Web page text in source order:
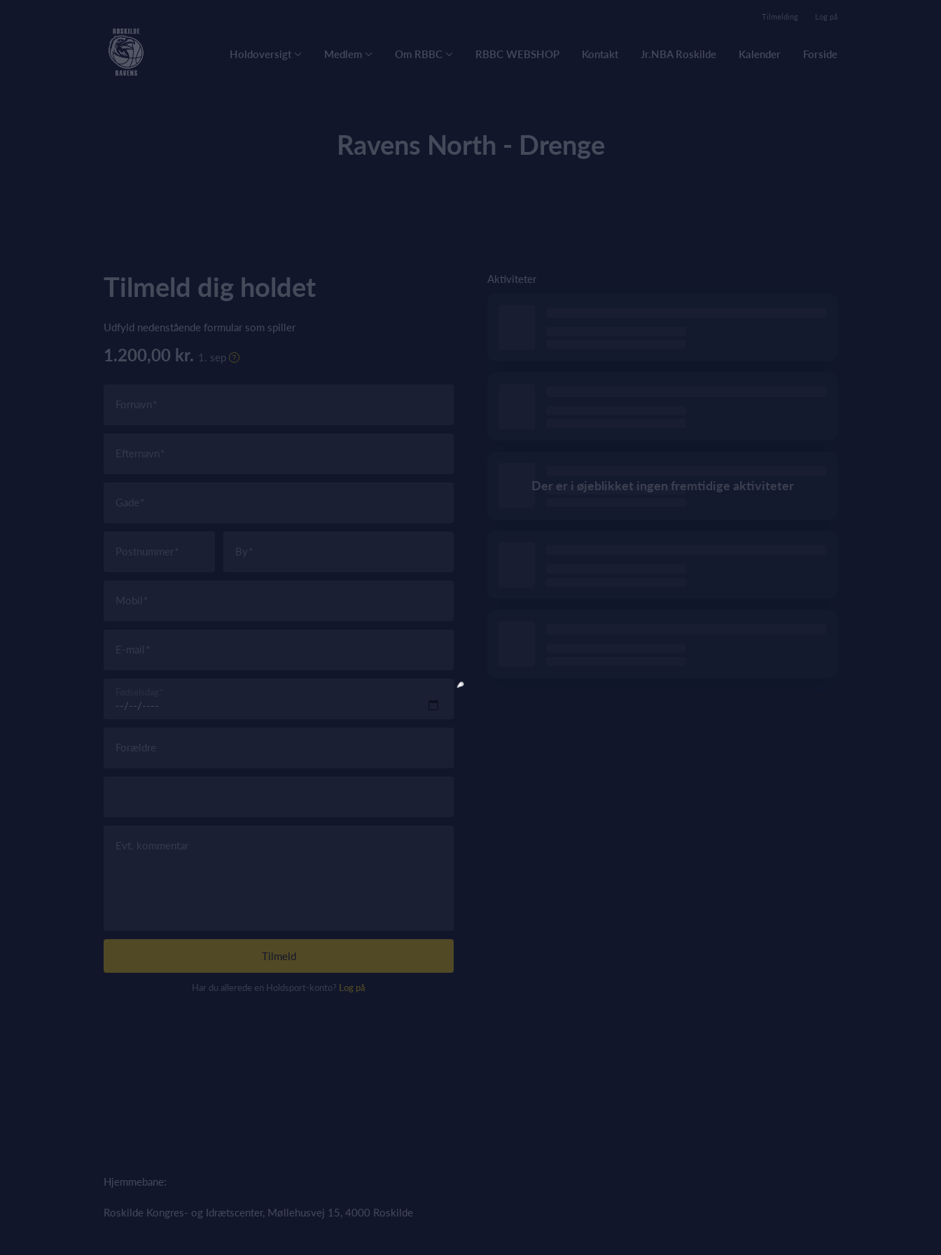
Tilmelding Log på
Holdoversigt Medlem Om RBBC RBBC WEBSHOP Kontakt Jr.NBA Roskilde Kalender Forside
Ravens North - Drenge
Tilmeld dig holdet
Udfyld nedenstående formular som spiller
1.200,00 kr. 1. sep
Fornavn
Efternavn
Gade
Postnummer By
Mobil
E-mail
Forældre
Evt. kommentar
Tilmeld
Har du allerede en Holdsport-konto? Log på
Aktiviteter
Der er i øjeblikket ingen fremtidige aktiviteter
Hjemmebane:
Roskilde Kongres- og Idrætscenter, Møllehusvej 15, 4000 Roskilde